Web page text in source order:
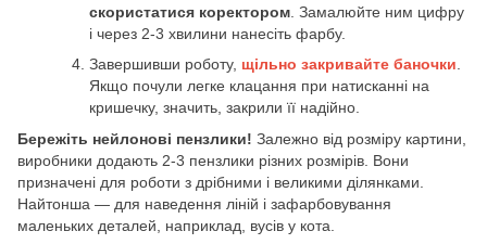
скористатися коректором . Замалюйте ним цифру
і через 2-3 хвилини нанесіть фарбу.
Завершивши роботу, щільно закривайте баночки.
Якщо почули легке клацання при натисканні на
кришечку, значить, закрили її надійно.
Бережіть нейлонові пензлики! Залежно від розміру картини,
виробники додають 2-3 пензлики різних розмірів. Вони
призначені для роботи з дрібними і великими ділянками.
Найтонша — для наведення ліній і зафарбовування
маленьких деталей, наприклад, вусів у кота.